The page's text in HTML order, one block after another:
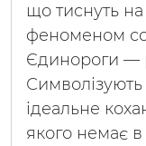
що тиснуть
феноменом
Єдинороги —
Символізують
ідеальне
якого немає в